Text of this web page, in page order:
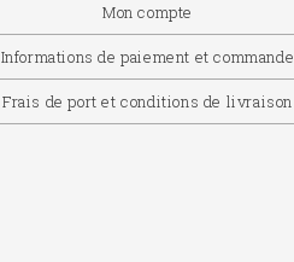
Mon compte
Informations de paiement et commande
Frais de port et conditions de livraison